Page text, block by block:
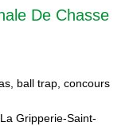
De Chasse
ball trap, concours
Gripperie-Saint-